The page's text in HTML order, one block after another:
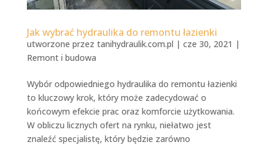
Jak wybrać hydraulika do remontu łazienki
utworzone przez tanihydraulik.com.pl | cze 30, 2021 |
Remont i budowa
Wybór odpowiedniego hydraulika do remontu łazienki
to kluczowy krok, który może zadecydować o
końcowym efekcie prac oraz komforcie użytkowania.
W obliczu licznych ofert na rynku, niełatwo jest
znaleźć specjalistę, który będzie zarówno